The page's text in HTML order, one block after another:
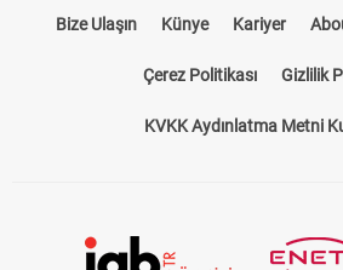
Bize Ulaşın Künye Kariyer
Çerez Politikası Gizlilik
KVKK Aydınlatma Metni